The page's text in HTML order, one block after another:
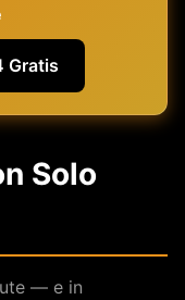
Gratis
Solo
— e in